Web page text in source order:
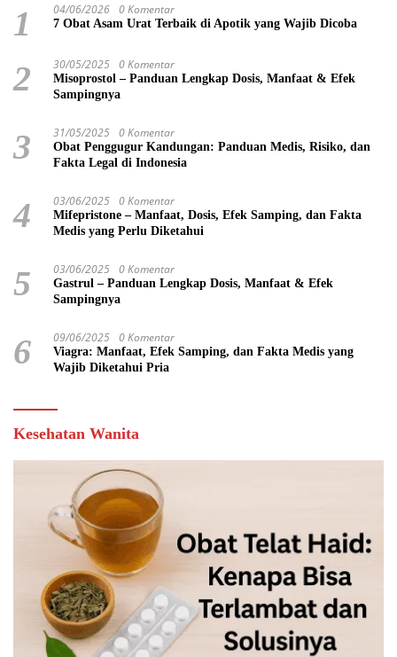
1 04/06/2026 0 Komentar
7 Obat Asam Urat Terbaik di Apotik yang Wajib Dicoba
2 30/05/2025 0 Komentar
Misoprostol – Panduan Lengkap Dosis, Manfaat & Efek
Sampingnya
3 31/05/2025 0 Komentar
Obat Penggugur Kandungan: Panduan Medis, Risiko, dan
Fakta Legal di Indonesia
4 03/06/2025 0 Komentar
Mifepristone – Manfaat, Dosis, Efek Samping, dan Fakta
Medis yang Perlu Diketahui
5 03/06/2025 0 Komentar
Gastrul – Panduan Lengkap Dosis, Manfaat & Efek
Sampingnya
6 09/06/2025 0 Komentar
Viagra: Manfaat, Efek Samping, dan Fakta Medis yang
Wajib Diketahui Pria
Kesehatan Wanita